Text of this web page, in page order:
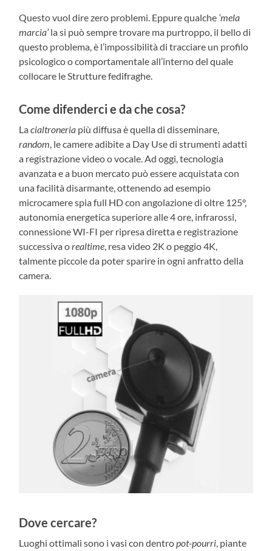
Questo vuol dire zero problemi. Eppure qualche ‘mela
marcia’la si può sempre trovare ma purtroppo, il bello di
questo problema, è l’impossibilità di tracciare un profilo
psicologico o comportamentale all’interno del quale
collocare le Strutture fedifraghe.
Come difenderci e da che cosa?
Lacialtroneria più diffusa è quella di disseminare,
random, le camere adibite a Day Use di strumenti adatti
a registrazione video o vocale. Ad oggi, tecnologia
avanzata e a buon mercato può essere acquistata con
una facilità disarmante, ottenendo ad esempio
microcamere spia full HD con angolazione di oltre 125°,
autonomia energetica superiore alle 4 ore, infrarossi,
connessione WI-FI per ripresa diretta e registrazione
successiva orealtime, resa video 2K o peggio 4K,
talmente piccole da poter sparire in ogni anfratto della
camera.
Dove cercare?
Luoghi ottimali sono i vasi con dentropot-pourri, piante